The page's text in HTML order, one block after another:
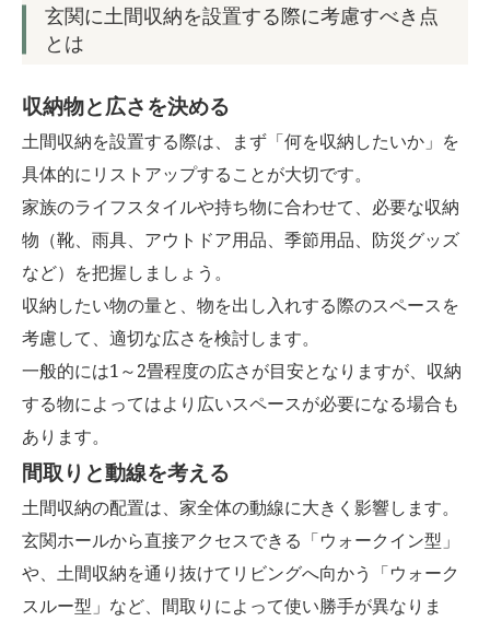
玄関に土間収納を設置する際に考慮すべき点
とは
収納物と広さを決める
土間収納を設置する際は、まず「何を収納したいか」を
具体的にリストアップすることが大切です。
家族のライフスタイルや持ち物に合わせて、必要な収納
物（靴、雨具、アウトドア用品、季節用品、防災グッズ
など）を把握しましょう。
収納したい物の量と、物を出し入れする際のスペースを
考慮して、適切な広さを検討します。
一般的には1～2畳程度の広さが目安となりますが、収納
する物によってはより広いスペースが必要になる場合も
あります。
間取りと動線を考える
土間収納の配置は、家全体の動線に大きく影響します。
玄関ホールから直接アクセスできる「ウォークイン型」
や、土間収納を通り抜けてリビングへ向かう「ウォーク
スルー型」など、間取りによって使い勝手が異なりま